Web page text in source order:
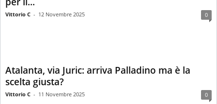
Vittorio C - 12 Novembre 2025 0
Atalanta, via Juric: arriva Palladino ma è la
scelta giusta?
Vittorio C - 11 Novembre 2025 0